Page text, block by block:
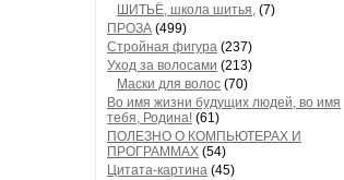
ШИТЬЁ, школа шитья, (7)
ПРОЗА (499)
Стройная фигура (237)
Уход за волосами (213)
Маски для волос (70)
Во имя жизни будущих людей, во имя
тебя, Родина! (61)
ПОЛЕЗНО О КОМПЬЮТЕРАХ И
ПРОГРАММАХ (54)
Цитата-картина (45)